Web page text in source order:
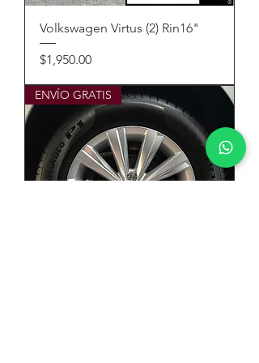
Volkswagen Virtus (2) Rin16"
Precio
$1,950.00
ENVÍO GRATIS